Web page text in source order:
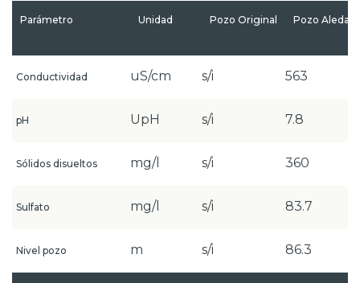
Parámetro Unidad Pozo Original Pozo
Conductividad uS/cm s/i 563
pH UpH s/i 7.8
Sólidos disueltos mg/l s/i 360
Sulfato mg/l s/i 83.7
Nivel pozo m s/i 86.3